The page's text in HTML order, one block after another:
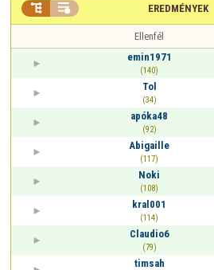
EREDMÉNYEK
 
Ellenfél
emin1971
(140)
Tol
(34)
apóka48
(92)
Abigaille
(117)
Noki
(108)
kral001
(114)
Claudio6
(79)
timsah